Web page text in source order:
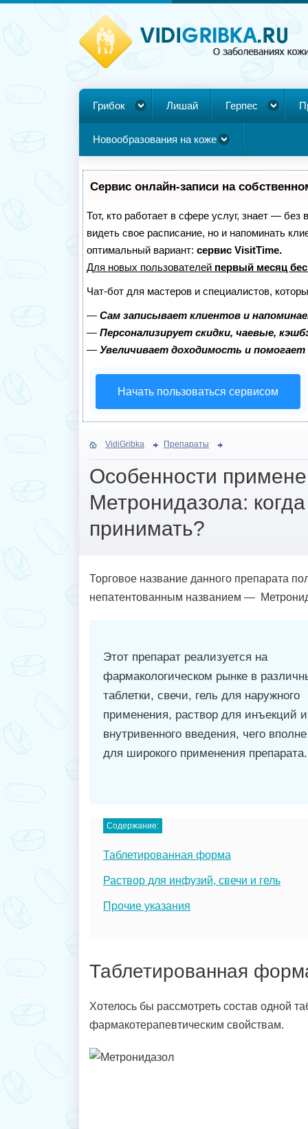
Грибок Лишай Герпес
Новообразования на коже
Сервис онлайн-записи на
Тот, кто работает в сфере услуг, знает —
видеть свое расписание, но и напоминать
оптимальный вариант: сервис VisitTime.
Для новых пользователей первый месяц
Чат-бот для мастеров и специалистов,
— Сам записывает клиентов и
— Персонализирует скидки, чаевые,
— Увеличивает доходимость и
Начать пользоваться сервисом
VidiGribka Препараты
Особенности
Метронидазола: когда
принимать?
Торговое название данного препарата
непатентованным названием —
Этот препарат реализуется на
фармакологическом рынке в
таблетки, свечи, гель для наружного
применения, раствор для инъекций и
внутривенного введения, чего
для широкого применения препарата.
Содержание:
Таблетированная форма
Раствор для инфузий, свечи и гель
Прочие указания
Таблетированная
Хотелось бы рассмотреть состав одной
фармакотерапевтическим свойствам.